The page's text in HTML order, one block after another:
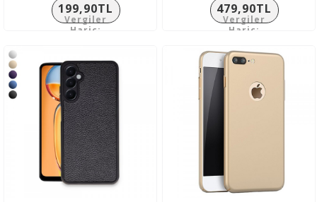
199,90TL
Vergiler
Hariç:
479,90TL
Vergiler
Hariç: